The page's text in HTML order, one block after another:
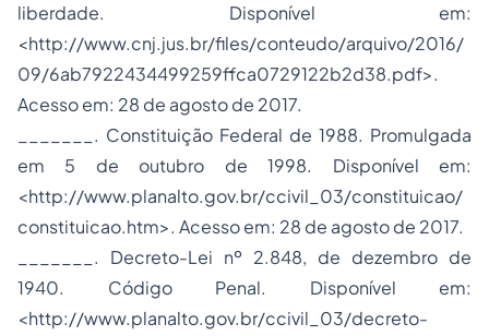
liberdade. Disponível em:
<http://www.cnj.jus.br/files/conteudo/arquivo/2016/
09/6ab7922434499259ffca0729122b2d38.pdf>.
Acesso em: 28 de agosto de 2017.
_______. Constituição Federal de 1988. Promulgada
em 5 de outubro de 1998. Disponível em:
<http://www.planalto.gov.br/ccivil_03/constituicao/
constituicao.htm>. Acesso em: 28 de agosto de 2017.
_______. Decreto-Lei nº 2.848, de dezembro de
1940. Código Penal. Disponível em:
<http://www.planalto.gov.br/ccivil_03/decreto-